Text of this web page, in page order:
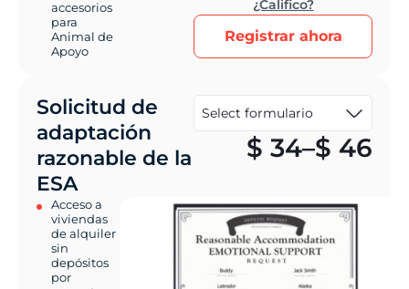
accesorios
para
Animal de
Apoyo
¿Califico?
Registrar ahora
Solicitud de
adaptación
razonable de la
ESA
Acceso a
viviendas
de alquiler
sin
depósitos
por
$ 34–$ 46